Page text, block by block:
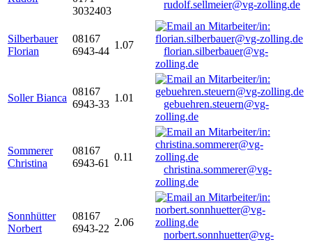
3032403
rudolf.sellmeier@vg-zolling.de
Silberbauer
Florian
08167
6943-44
1.07
florian.silberbauer@vg-
zolling.de
Soller Bianca
08167
6943-33
1.01
gebuehren.steuern@vg-
zolling.de
Sommerer
Christina
08167
6943-61
0.11
christina.sommerer@vg-
zolling.de
Sonnhütter
Norbert
08167
6943-22
2.06
norbert.sonnhuetter@vg-